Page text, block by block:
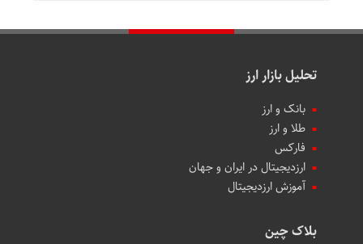
تحلیل بازار ارز
بانک و ارز
طلا و ارز
فارکس
ارزدیجیتال در ایران و جهان
آموزش ارزدیجیتال
بلاک چین